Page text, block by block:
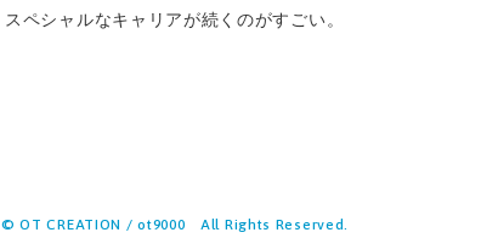
スペシャルなキャリアが続くのがすごい。
© OT CREATION / ot9000 All Rights Reserved.